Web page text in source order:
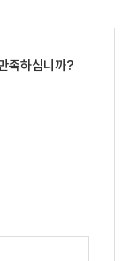
족하십니까?